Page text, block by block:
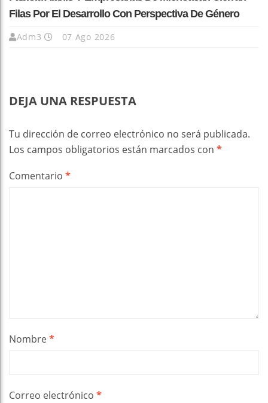
Filas Por El Desarrollo Con Perspectiva De Género
Adm3 07 Ago 2026
DEJA UNA RESPUESTA
Tu dirección de correo electrónico no será publicada.
Los campos obligatorios están marcados con *
Comentario *
Nombre*
Correo electrónico *